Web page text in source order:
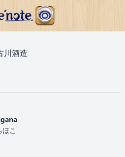
川酒造
ほこ